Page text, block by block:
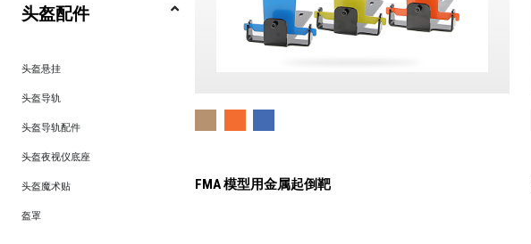
头盔配件
头盔悬挂
头盔导轨
头盔导轨配件
头盔夜视仪底座
头盔魔术贴
盔罩
FMA 模型用金属起倒靶